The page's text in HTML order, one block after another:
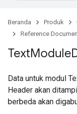
Beranda Produk
Reference
TextModule
Data untuk modul
Header akan
berbeda akan